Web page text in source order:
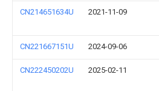
CN214651634U 2021-11-09
CN221667151U 2024-09-06
CN222450202U 2025-02-11